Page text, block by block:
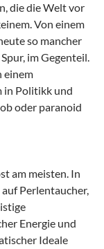
die die Welt vor
Von einem
so mancher
im Gegenteil.
einem
in Politikk und
oder paranoid
am meisten. In
Perlentaucher,
Energie und
Ideale